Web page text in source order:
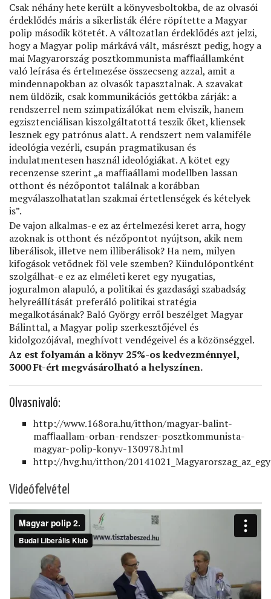
Csak néhány hete került a könyvesboltokba, de az olvasói
érdeklődés máris a sikerlisták élére röpítette a Magyar
polip második kötetét. A változatlan érdeklődés azt jelzi,
hogy a Magyar polip márkává vált, másrészt pedig, hogy a
mai Magyarország posztkommunista maﬃaállamként
való leírása és értelmezése összecseng azzal, amit a
mindennapokban az olvasók tapasztalnak. A szavakat
nem üldözik, csak kommunikációs gettókba zárják: a
rendszerrel nem szimpatizálókat nem elviszik, hanem
egzisztenciálisan kiszolgáltatottá teszik őket, kliensek
lesznek egy patrónus alatt. A rendszert nem valamiféle
ideológia vezérli, csupán pragmatikusan és
indulatmentesen használ ideológiákat. A kötet egy
recenzense szerint „a maﬃaállami modellben lassan
otthont és nézőpontot találnak a korábban
megválaszolhatatlan szakmai értetlenségek és kételyek
is”.
De vajon alkalmas-e ez az értelmezési keret arra, hogy
azoknak is otthont és nézőpontot nyújtson, akik nem
liberálisok, illetve nem illiberálisok? Ha nem, milyen
kifogások vetődnek föl vele szemben? Kiindulópontként
szolgálhat-e ez az elméleti keret egy nyugatias,
joguralmon alapuló, a politikai és gazdasági szabadság
helyreállítását preferáló politikai stratégia
megalkotásának? Baló György erről beszélget Magyar
Bálinttal, a Magyar polip szerkesztőjével és
kidolgozójával, meghívott vendégeivel és a közönséggel.
Az est folyamán a könyv 25%-os kedvezménnyel,
3000 Ft-ért megvásárolható a helyszínen.
Olvasnivaló:
http://www.168ora.hu/itthon/magyar-balint-
maﬃaallam-orban-rendszer-posztkommunista-
magyar-polip-konyv-130978.html
http://hvg.hu/itthon/
Videófelvétel